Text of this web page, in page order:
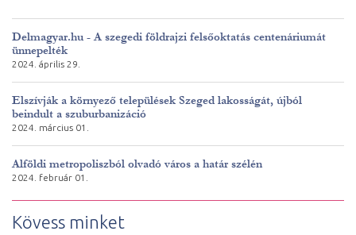
Delmagyar.hu - A szegedi földrajzi felsőoktatás centenáriumát
ünnepelték
2024. április 29.
Elszívják a környező települések Szeged lakosságát, újból
beindult a szuburbanizáció
2024. március 01.
Alföldi metropoliszból olvadó város a határ szélén
2024. február 01.
Kövess minket